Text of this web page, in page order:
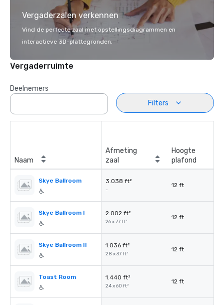
Vergaderzalen verkennen
Vind de perfecte zaal met opstellingsdiagrammen en
interactieve 3D-plattegronden.
Vergaderruimte
Deelnemers
Filters
Naam
Afmeting
zaal
Hoogte
plafond
Skye Ballroom 3.038 ft²
-
12 ft
Skye Ballroom I 2.002 ft²
26 x 77 ft²
12 ft
Skye Ballroom II 1.036 ft²
28 x 37 ft²
12 ft
Toast Room 1.440 ft²
24 x 60 ft²
12 ft